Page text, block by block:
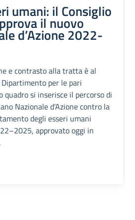
umani: il Consiglio
il nuovo
d’Azione 2022-
e contrasto alla tratta è al
per le pari
si inserisce il percorso di
Nazionale d’Azione contro la
degli esseri umani
approvato oggi in